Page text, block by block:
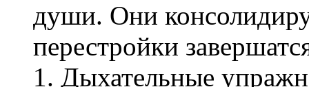
души. Они
перестройки
1. Дыхательные